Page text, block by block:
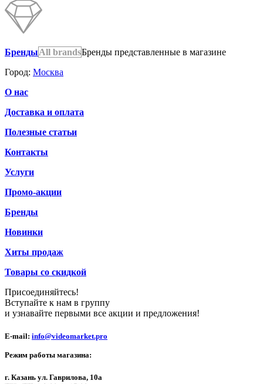
БрендыAll brandsБренды представленные в магазине
Город: Москва
О нас
Доставка и оплата
Полезные статьи
Контакты
Услуги
Промо-акции
Бренды
Новинки
Хиты продаж
Товары со скидкой
Присоединяйтесь!
Вступайте к нам в группу
и узнавайте первыми все акции и предложения!
E-mail: info@videomarket.pro
Режим работы магазина:
г. Казань ул. Гаврилова, 10а